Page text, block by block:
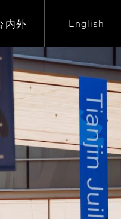
内外 English